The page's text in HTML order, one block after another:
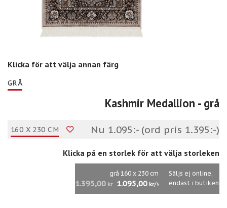
Klicka för att välja annan färg
GRÅ
Kashmir Medallion - grå
160 X 230 CM Nu 1.095:- (ord pris 1.395:-)
Klicka på en storlek för att välja storleken
grå 160 x 230 cm
1.395,00 kr 1.095,00 kr/st
Säljs ej online,
endast i butiken